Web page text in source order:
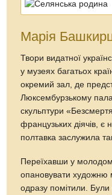
Марія
Твори видатної
у музеях багатьох
окремий зал, де
Люксембурзькому
скульптури
французьких діячів,
полтавка заслужила
Переїхавши у
опановувати художню
одразу помітили.